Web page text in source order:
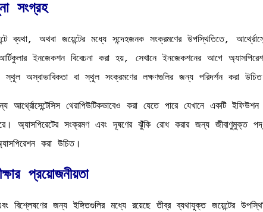
সংগ্রহ
ব্যথা, অথবা জয়েন্টের মধ্যে সন্দেহজনক সংক্রমণের উপস্থিতিতে,
ইনজেকশন বিবেচনা করা হয়, সেখানে ইনজেকশনের আগে
অস্বাভাবিকতা বা স্থূল সংক্রমণের লক্ষণগুলির জন্য পরিদর্শন করা
আর্থ্রোসেন্টেসিস থেরাপিউটিকভাবেও করা যেতে পারে যেখানে একটি
করে। অ্যাসপিরেটের সংক্রমণ এবং দূষণের ঝুঁকি রোধ করার জন্য জীবাণুমুক্ত
করা উচিত।
প্রয়োজনীয়তা
বিশ্লেষণের জন্য ইঙ্গিতগুলির মধ্যে রয়েছে তীব্র ব্যথাযুক্ত জয়েন্টের